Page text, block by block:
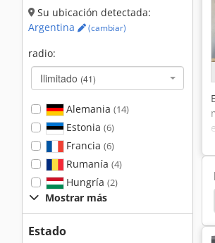
Su ubicación detectada:
Argentina
(cambiar)
radio:
Ilimitado (41)
Alemania (14)
Estonia (6)
Francia (6)
Rumanía (4)
Hungría (2)
Mostrar más
Estado
Kuper Máquinas De Coser